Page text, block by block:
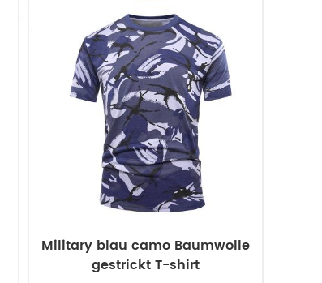
der Weberei.
Military blau camo Baumwolle
gestrickt T-shirt